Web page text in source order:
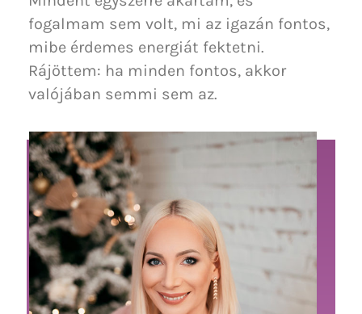
fogalmam sem volt, mi az igazán fontos,
mibe érdemes energiát fektetni.
Rájöttem: ha minden fontos, akkor
valójában semmi sem az.